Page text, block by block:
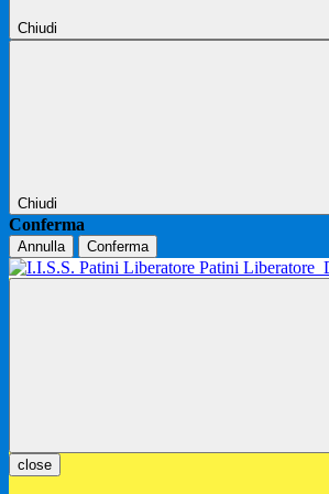
Chiudi
Chiudi
Conferma
Annulla Conferma
Patini Liberatore
close